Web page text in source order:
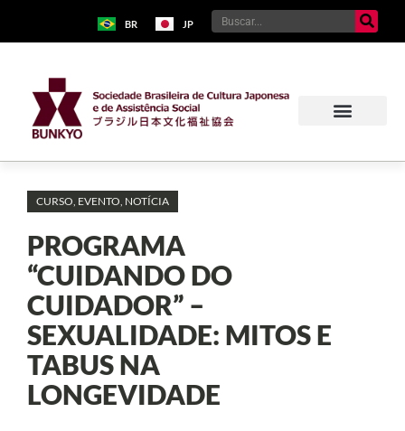
BR JP
CURSO EVENTO NOTÍCIA
PROGRAMA
“CUIDANDO DO
CUIDADOR” –
SEXUALIDADE: MITOS E
TABUS NA
LONGEVIDADE